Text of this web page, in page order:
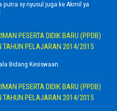
sy nyusul juga ke Akmil ya
PESERTA DIDIK BARU (PPDB)
TAHUN PELAJARAN 2014/2015
Bidang Kesiswaan.
PESERTA DIDIK BARU (PPDB)
TAHUN PELAJARAN 2014/2015